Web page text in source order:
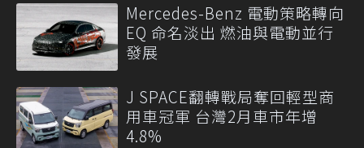
Mercedes-Benz 電動策略轉向
EQ 命名淡出 燃油與電動並行
發展
J SPACE翻轉戰局奪回輕型商
用車冠軍 台灣2月車市年增
4.8%